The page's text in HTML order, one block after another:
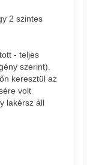
2 szintes
- teljes
szerint).
keresztül az
volt
lakérsz áll